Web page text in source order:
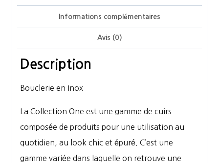
Informations complémentaires
Avis (0)
Description
Bouclerie en Inox
La Collection One est une gamme de cuirs
composée de produits pour une utilisation au
quotidien, au look chic et épuré. C’est une
gamme variée dans laquelle on retrouve une